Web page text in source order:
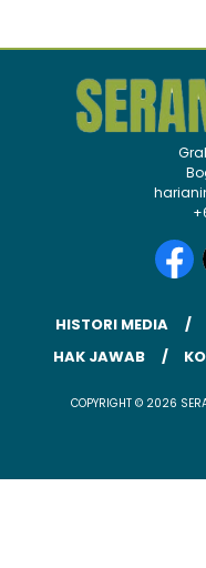
HISTORI MEDIA
HAK JAWAB
COPYRIGHT © 2026